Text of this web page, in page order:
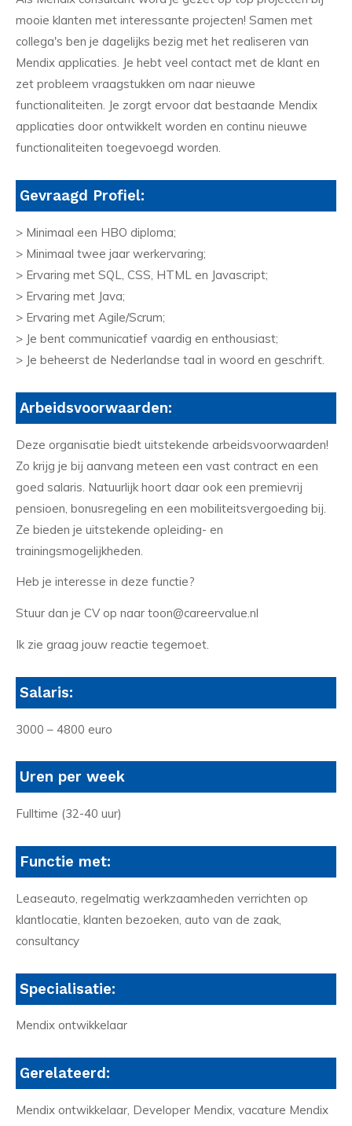
mooie klanten met interessante projecten! Samen met
collega's ben je dagelijks bezig met het realiseren van
Mendix applicaties. Je hebt veel contact met de klant en
zet probleem vraagstukken om naar nieuwe
functionaliteiten. Je zorgt ervoor dat bestaande Mendix
applicaties door ontwikkelt worden en continu nieuwe
functionaliteiten toegevoegd worden.
Gevraagd Profiel:
> Minimaal een HBO diploma;
> Minimaal twee jaar werkervaring;
> Ervaring met SQL, CSS, HTML en Javascript;
> Ervaring met Java;
> Ervaring met Agile/Scrum;
> Je bent communicatief vaardig en enthousiast;
> Je beheerst de Nederlandse taal in woord en geschrift.
Arbeidsvoorwaarden:
Deze organisatie biedt uitstekende arbeidsvoorwaarden!
Zo krijg je bij aanvang meteen een vast contract en een
goed salaris. Natuurlijk hoort daar ook een premievrij
pensioen, bonusregeling en een mobiliteitsvergoeding bij.
Ze bieden je uitstekende opleiding- en
trainingsmogelijkheden.
Heb je interesse in deze functie?
Stuur dan je CV op naar toon@careervalue.nl
Ik zie graag jouw reactie tegemoet.
Salaris:
3000 – 4800 euro
Uren per week
Fulltime (32-40 uur)
Functie met:
Leaseauto, regelmatig werkzaamheden verrichten op
klantlocatie, klanten bezoeken, auto van de zaak,
consultancy
Specialisatie:
Mendix ontwikkelaar
Gerelateerd:
Mendix ontwikkelaar, Developer Mendix, vacature Mendix